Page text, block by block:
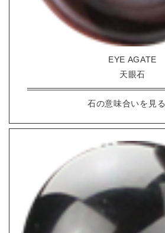
EYE AGATE
天眼石
石の意味合いを見る